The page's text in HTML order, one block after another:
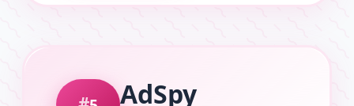
AdSpy